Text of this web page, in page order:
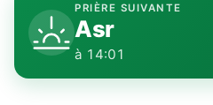
PRIÈRE SUIVANTE
Asr
à 14:01